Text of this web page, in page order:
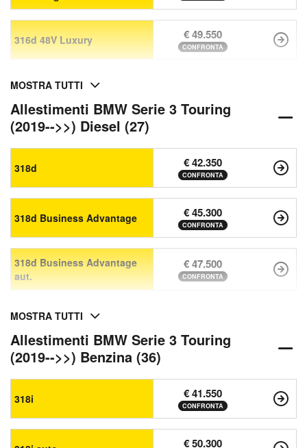
316d 48V Luxury € 49.550
CONFRONTA
MOSTRA TUTTI
Allestimenti BMW Serie 3 Touring
(2019-->>) Diesel (27)
318d € 42.350
CONFRONTA
318d Business Advantage € 45.300
CONFRONTA
318d Business Advantage
aut.
€ 47.500
CONFRONTA
MOSTRA TUTTI
Allestimenti BMW Serie 3 Touring
(2019-->>) Benzina (36)
318i € 41.550
CONFRONTA
€ 50.300